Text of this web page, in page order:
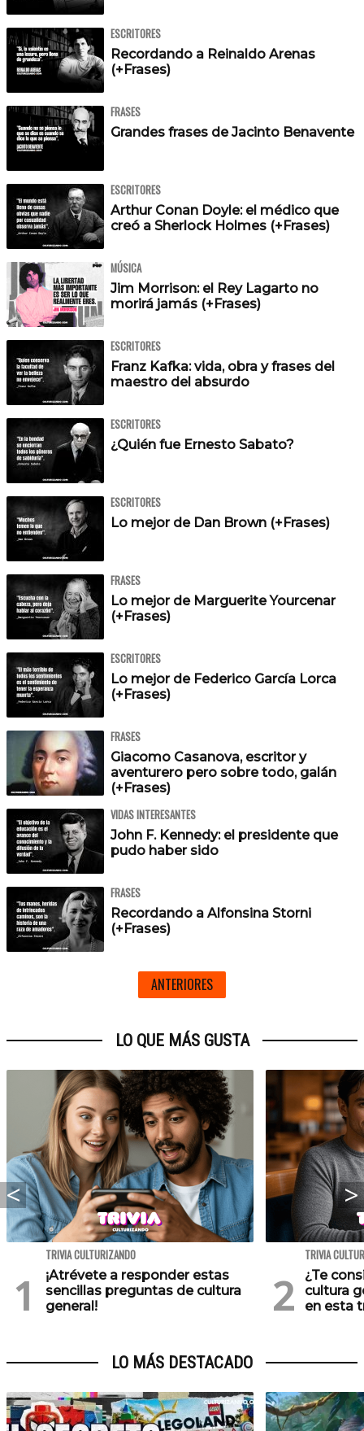
ESCRITORES
Recordando a Reinaldo Arenas
(+Frases)
FRASES
Grandes frases de Jacinto Benavente
ESCRITORES
Arthur Conan Doyle: el médico que
creó a Sherlock Holmes (+Frases)
MÚSICA
Jim Morrison: el Rey Lagarto no
morirá jamás (+Frases)
ESCRITORES
Franz Kafka: vida, obra y frases del
maestro del absurdo
ESCRITORES
¿Quién fue Ernesto Sabato?
ESCRITORES
Lo mejor de Dan Brown (+Frases)
FRASES
Lo mejor de Marguerite Yourcenar
(+Frases)
ESCRITORES
Lo mejor de Federico García Lorca
(+Frases)
FRASES
Giacomo Casanova, escritor y
aventurero pero sobre todo, galán
(+Frases)
VIDAS INTERESANTES
John F. Kennedy: el presidente que
pudo haber sido
FRASES
Recordando a Alfonsina Storni
(+Frases)
ANTERIORES
LO QUE MÁS GUSTA
TRIVIA CULTURIZANDO
¡Atrévete a responder estas
sencillas preguntas de cultura
general!
TRIVIA
¿Te
cultura
en esta
LO MÁS DESTACADO